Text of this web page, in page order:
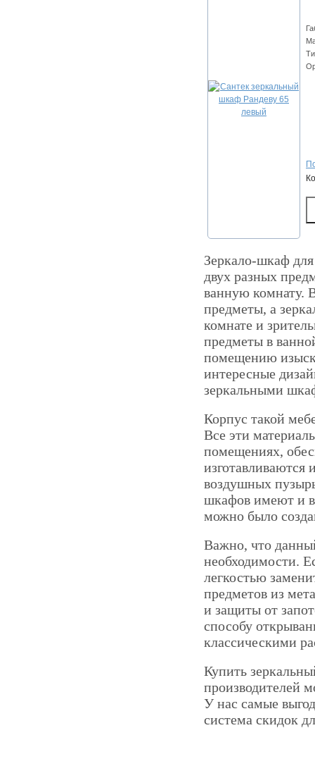
Зеркало-шкаф
двух разных
ванную комнату.
предметы, а
комнате и
предметы в
помещению
интересные
зеркальными
Корпус такой
Все эти
помещениях,
изготавливаются
воздушных
шкафов имеют и
можно было
Важно, что
необходимости.
легкостью
предметов из
и защиты от
способу
классическими
Купить
производителей
У нас самые
система скидок